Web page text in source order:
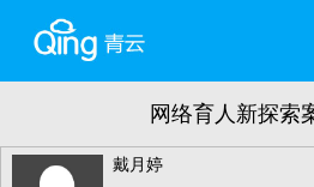
网络育人新探索
戴月婷